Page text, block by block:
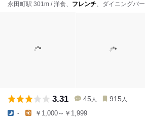
永田町駅 301m / 洋食、 フレンチ、ダイニングバー
3.31 45 人 915 人
- ￥1,000～￥1,999